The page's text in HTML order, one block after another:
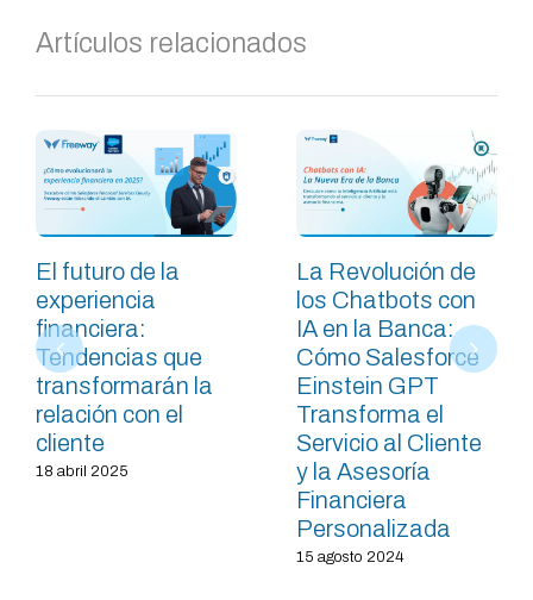
Artículos relacionados
El futuro de la
experiencia
financiera:
Tendencias que
transformarán la
relación con el
cliente
18 abril 2025
La Revolución de
los Chatbots con
IA en la Banca:
Cómo Salesforce
Einstein GPT
Transforma el
Servicio al Cliente
y la Asesoría
Financiera
Personalizada
15 agosto 2024